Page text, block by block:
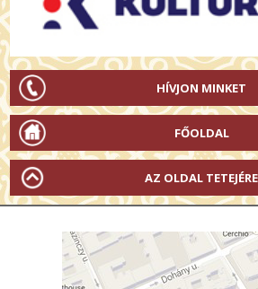
HÍVJON MINKET
FŐOLDAL
AZ OLDAL TETEJÉRE